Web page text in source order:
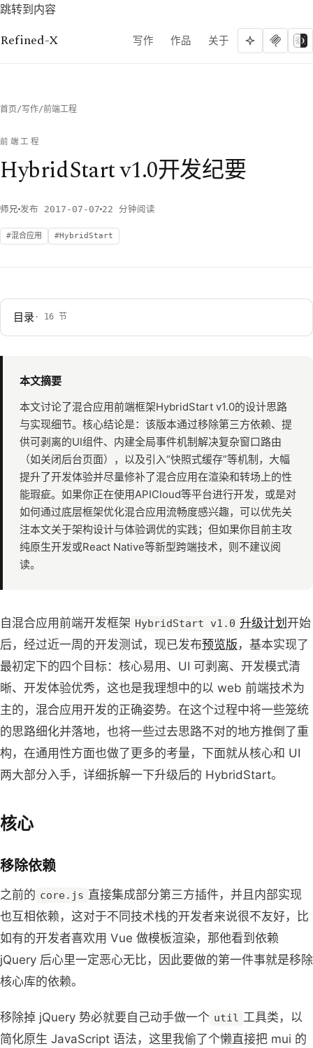
跳转到内容
Refined-X 写作 作品 关于
首页/写作/前端工程
前端工程
HybridStart v1.0开发纪要
师兄 发布 2017-07-07 22 分钟阅读
混合应用 HybridStart
目录 · 16 节
本文摘要
本文讨论了混合应用前端框架HybridStart v1.0的设计思路
与实现细节。核心结论是：该版本通过移除第三方依赖、提
供可剥离的UI组件、内建全局事件机制解决复杂窗口路由
（如关闭后台页面），以及引入“快照式缓存”等机制，大幅
提升了开发体验并尽量修补了混合应用在渲染和转场上的性
能瑕疵。如果你正在使用APICloud等平台进行开发，或是对
如何通过底层框架优化混合应用流畅度感兴趣，可以优先关
注本文关于架构设计与体验调优的实践；但如果你目前主攻
纯原生开发或React Native等新型跨端技术，则不建议阅
读。
自混合应用前端开发框架 HybridStart v1.0 升级计划 开始
后，经过近一周的开发测试，现已发布预览版 ，基本实现了
最初定下的四个目标：核心易用、UI 可剥离、开发模式清
晰、开发体验优秀，这也是我理想中的以 web 前端技术为
主的，混合应用开发的正确姿势。在这个过程中将一些笼统
的思路细化并落地，也将一些过去思路不对的地方推倒了重
构，在通用性方面也做了更多的考量，下面就从核心和 UI
两大部分入手，详细拆解一下升级后的 HybridStart。
核心
移除依赖
之前的 core.js 直接集成部分第三方插件，并且内部实现
也互相依赖，这对于不同技术栈的开发者来说很不友好，比
如有的开发者喜欢用 Vue 做模板渲染，那他看到依赖
jQuery 后心里一定恶心无比，因此要做的第一件事就是移除
核心库的依赖。
移除掉 jQuery 势必就要自己动手做一个 util 工具类，以
简化原生 JavaScript 语法，这里我偷了个懒直接把 mui 的